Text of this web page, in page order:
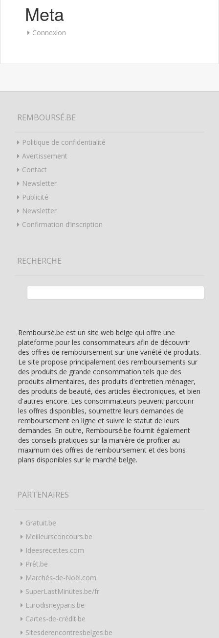
Meta
Connexion
REMBOURSÉ.BE
Politique de confidentialité
Avertissement
Contact
Newsletter
Publicité
Newsletter
Confirmation d’inscription
RECHERCHE
Remboursé.be est un site web belge qui offre une
plateforme pour les consommateurs afin de découvrir
des offres de remboursement sur une variété de produits.
Le site propose principalement des remboursements sur
des produits de grande consommation tels que des
produits alimentaires, des produits d'entretien ménager,
des produits de beauté, des articles électroniques, et bien
d'autres encore. Les consommateurs peuvent parcourir
les offres disponibles, soumettre leurs demandes de
remboursement en ligne et suivre le statut de leurs
demandes. En outre, Remboursé.be fournit également
des conseils pratiques sur la manière de profiter au
maximum des offres de remboursement et des bons
plans disponibles sur le marché belge.
PARTENAIRES
Gratuit.be
Meilleursconcours.be
Ideesrecettes.com
Prêt.be
Marchés-de-Noël.com
SuperLastMinutes.be/fr
Eurodisneyparis.be
Cartes-de-crédit.be
Sitesderencontresbelges.be